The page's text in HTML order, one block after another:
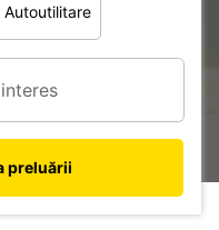
Autoutilitare
preluării